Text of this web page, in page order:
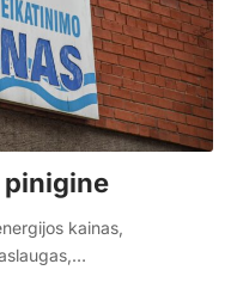
pinigine
kainas,